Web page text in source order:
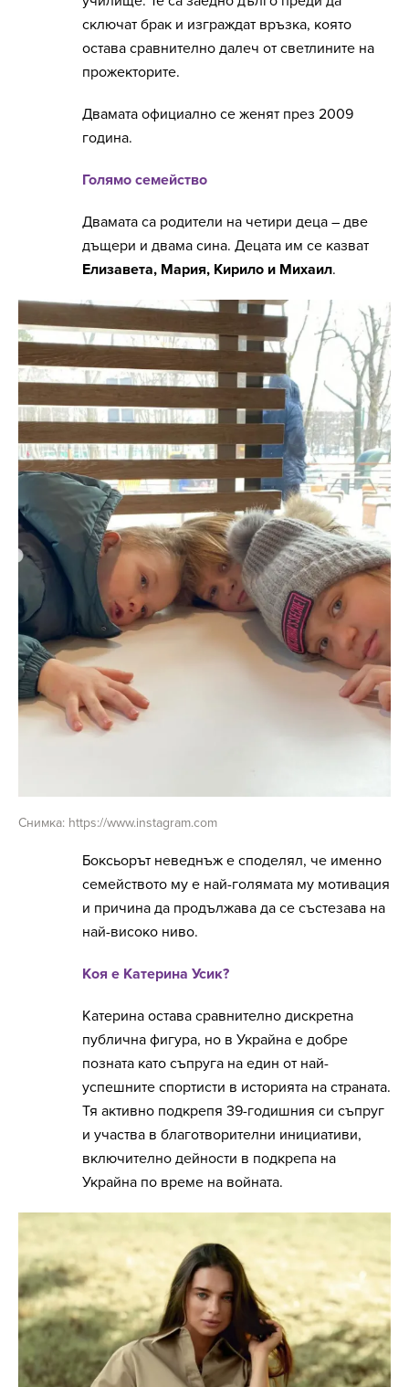
сключат брак и изграждат връзка, която
остава сравнително далеч от светлините на
прожекторите.
Двамата официално се женят през 2009
година.
Голямо семейство
Двамата са родители на четири деца – две
дъщери и двама сина. Децата им се казват
Елизавета, Мария, Кирило и Михаил.
Снимка: https://www.instagram.com
Боксьорът неведнъж е споделял, че именно
семейството му е най-голямата му мотивация
и причина да продължава да се състезава на
най-високо ниво.
Коя е Катерина Усик?
Катерина остава сравнително дискретна
публична фигура, но в Украйна е добре
позната като съпруга на един от най-
успешните спортисти в историята на страната.
Тя активно подкрепя 39-годишния си съпруг
и участва в благотворителни инициативи,
включително дейности в подкрепа на
Украйна по време на войната.